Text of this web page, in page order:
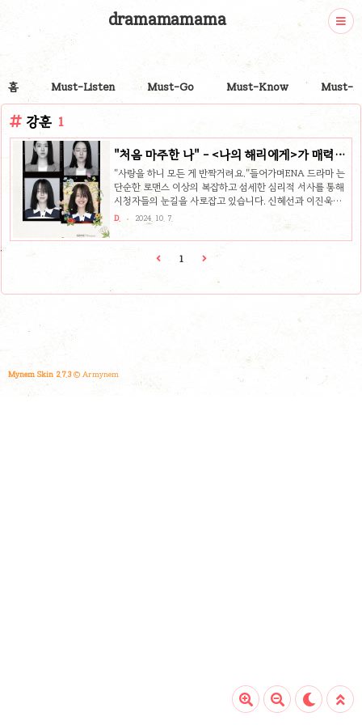
dramamamama
홈 Must-Listen Must-Go Must-Know Must-
강훈 1
"처음 마주한 나" - <나의 해리에게>가 매력적
인 이유
"사랑을 하니 모든 게 반짝거려요."들어가며ENA 드라마 는
단순한 로맨스 이상의 복잡하고 섬세한 심리적 서사를 통해
시청자들의 눈길을 사로잡고 있습니다. 신혜선과 이진욱이
주연을 맡아 그들의 연애와 내면의 갈등을 사실감 있게 그려
내며, 드라마는 이중인격과 상실감, 그리고 사랑의 복잡한 감
정을 독특한 방식으로 풀어냅니다. 의 정지현 PD와 의 한가
람 작가가 손을 잡은 이 작품은 단순한 연애 드라마에서 한
는 복잡한 이야기를 선보입니다.사랑과 미움, 그 사이에서 흔
들리는 주은호와 정현오주은호(신혜선 분)와 정현오(이진욱
다. 하지만 이들의 관계는 그저 단절된 것만은 아닙니다. 서
D. 2024. 10. 7.
1
Mynem Skin 2.7.3© Armynem